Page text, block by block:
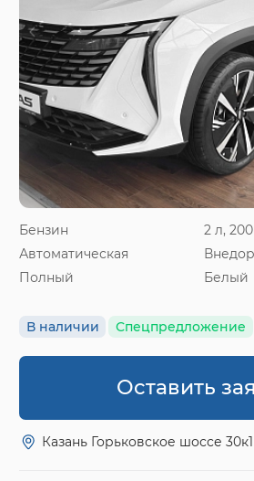
Бензин
2 л,
Автоматическая
Полный
Белый
В наличии Спецпредложение
Оставить
Казань Горьковское шоссе 30к1